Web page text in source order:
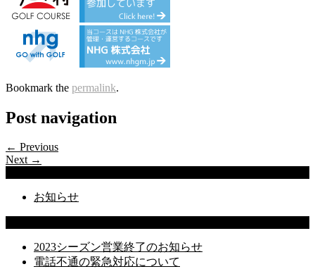
Bookmark the permalink.
Post navigation
← Previous
Next →
お知らせ
2023シーズン営業終了のお知らせ
電話不通の緊急対応について